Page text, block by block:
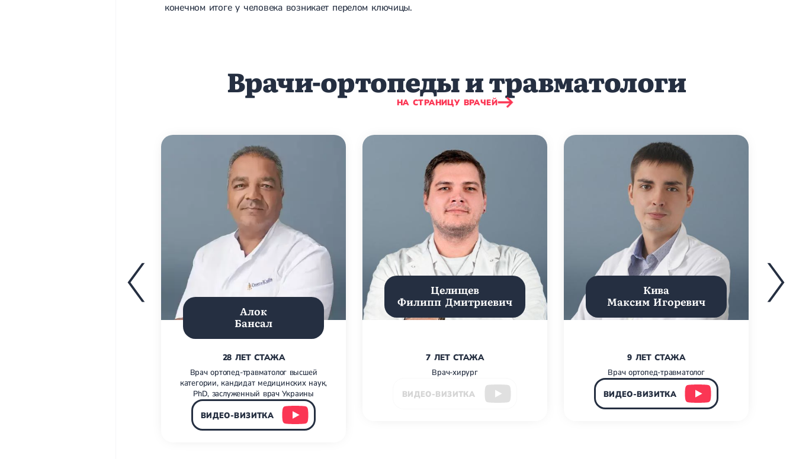
конечном итоге у человека возникает перелом ключицы.
Врачи-ортопеды и травматологи
НА СТРАНИЦУ ВРАЧЕЙ
Алок
Бансал
28 ЛЕТ СТАЖА
Врач ортопед-травматолог высшей
категории, кандидат медицинских наук,
PhD, заслуженный врач Украины
ВИДЕО-ВИЗИТКА
Целищев
Филипп Дмитриевич
7 ЛЕТ СТАЖА
Врач-хирург
ВИДЕО-ВИЗИТКА
Кива
Максим Игоревич
9 ЛЕТ СТАЖА
Врач ортопед-травматолог
ВИДЕО-ВИЗИТКА